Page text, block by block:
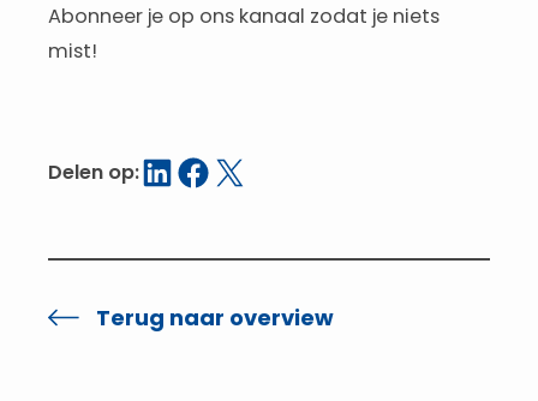
Abonneer je op ons kanaal zodat je niets
mist!
Delen op:Delen op LinkedIn
Delen op Facebook
Delen op X
Terug naar overview